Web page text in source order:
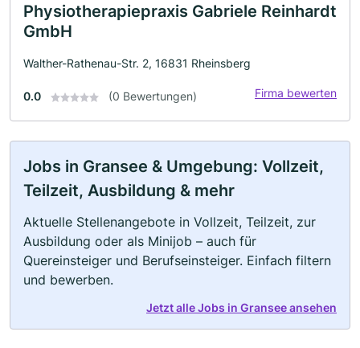
Physiotherapiepraxis Gabriele Reinhardt
GmbH
Walther-Rathenau-Str. 2, 16831 Rheinsberg
0.0 (0 Bewertungen) Firma bewerten
Jobs in Gransee & Umgebung: Vollzeit,
Teilzeit, Ausbildung & mehr
Aktuelle Stellenangebote in Vollzeit, Teilzeit, zur
Ausbildung oder als Minijob – auch für
Quereinsteiger und Berufseinsteiger. Einfach filtern
und bewerben.
Jetzt alle Jobs in Gransee ansehen